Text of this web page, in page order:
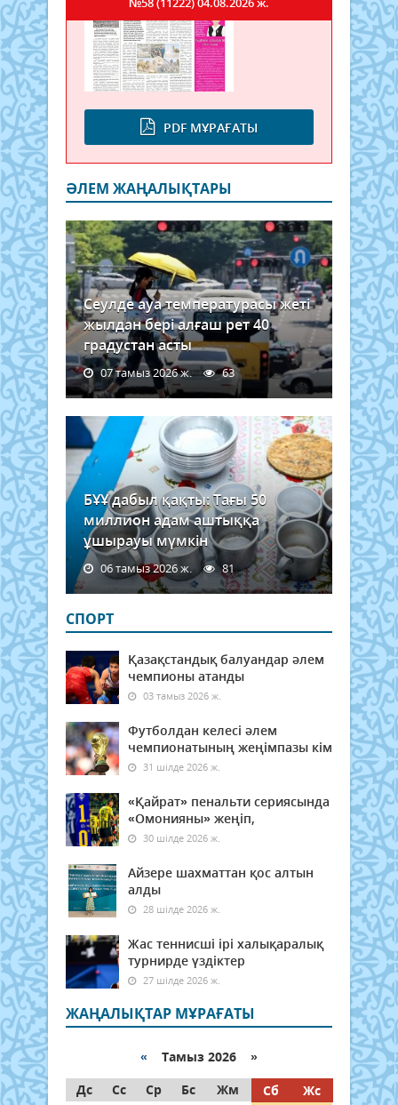
PDF МҰРАҒАТЫ
ӘЛЕМ ЖАҢАЛЫҚТАРЫ
Сеулде ауа температурасы жеті
жылдан бері алғаш рет 40
градустан асты
07 тамыз 2026 ж. 63
БҰҰ дабыл қақты: Тағы 50
миллион адам аштыққа
ұшырауы мүмкін
06 тамыз 2026 ж. 81
СПОРТ
Қазақстандық балуандар әлем
чемпионы атанды
03 тамыз 2026 ж.
Футболдан келесі әлем
чемпионатының жеңімпазы кім
31 шілде 2026 ж.
«Қайрат» пенальти сериясында
«Омонияны» жеңіп,
30 шілде 2026 ж.
Айзере шахматтан қос алтын
алды
28 шілде 2026 ж.
Жас теннисші ірі халықаралық
турнирде үздіктер
27 шілде 2026 ж.
ЖАҢАЛЫҚТАР МҰРАҒАТЫ
« Тамыз 2026 »
Дс
Сс Ср Бс Жм Сб
Жс